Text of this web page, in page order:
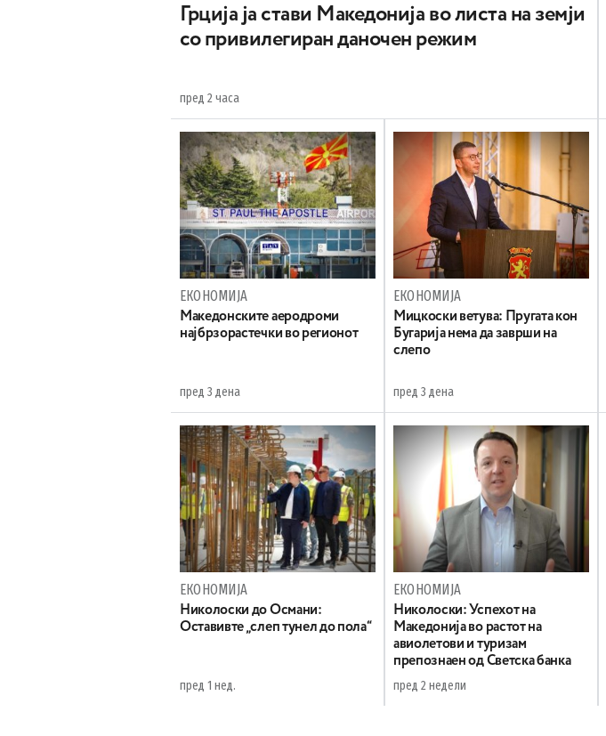
Грција ја стави Македонија во листа на земји
со привилегиран даночен режим
пред 2 часа
ЕКОНОМИЈА
Maкедонските аеродроми
најбрзорастечки во регионот
пред 3 дена
ЕКОНОМИЈА
Mицкоски ветува: Пругата кон
Бугарија нема да заврши на
слепо
пред 3 дена
ЕКОНОМИЈА
Николоски до Османи:
Oставивте „слеп тунел до пола“
пред 1 нед.
ЕКОНОМИЈА
Николоски: Успехот на
Македонија во растот на
авиолетови и туризам
препознаен од Светска банка
пред 2 недели